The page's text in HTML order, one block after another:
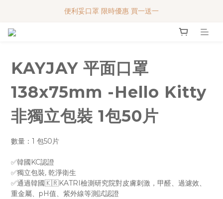
便利妥口罩 限時優惠 買一送一
便利妥口罩 限時優惠 買一送一
KAYJAY 平面口罩
138x75mm -Hello Kitty
非獨立包裝 1包50片
數量：1 包50片
✅韓國KC認證
✅獨立包裝, 乾淨衛生
✅通過韓國🇰🇷KATRI檢測研究院對皮膚刺激，甲醛、過濾效、
重金屬、pH值、紫外線等測試認證